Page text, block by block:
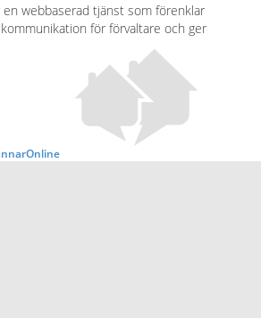
en webbaserad tjänst som förenklar
för förvaltare och ger